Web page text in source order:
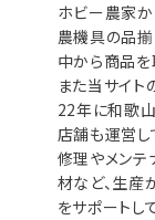
ホビー農家
農機具の品揃
中から商品を
また当サイ
22年に和歌
店舗も運営し
修理やメンテ
材など、生産
をサポートし